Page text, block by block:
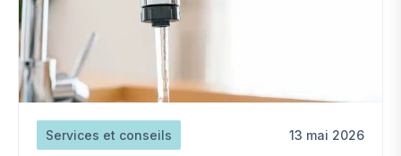
Services et conseils 13 mai 2026